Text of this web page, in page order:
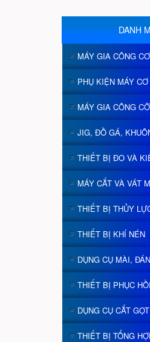
DANH
MÁY GIA CÔNG
PHỤ KIỆN MÁY
MÁY GIA CÔNG
JIG, ĐỒ GÁ,
THIẾT BỊ ĐO VÀ
MÁY CẮT VÀ VÁT
THIẾT BỊ THỦY
THIẾT BỊ KHÍ NÉN
DỤNG CỤ MÀI,
THIẾT BỊ PHỤC
DỤNG CỤ CẮT GỌT
THIẾT BỊ TỔNG